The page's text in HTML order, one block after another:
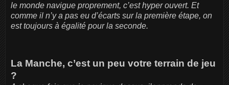
le monde navigue proprement, c’est hyper ouvert. Et
comme il n’y a pas eu d’écarts sur la première étape, on
est toujours à égalité pour la seconde.
La Manche, c’est un peu votre terrain de jeu
?